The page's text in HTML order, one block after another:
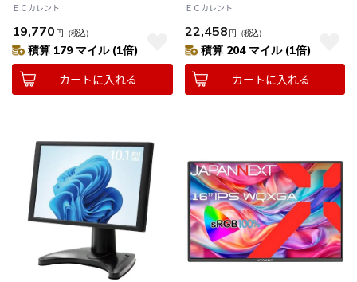
ＥＣカレント
19,770 円 （税込）
積算 179 マイル (1倍)
カートに入れる
ＥＣカレント
22,458 円 （税込）
積算 204 マイル (1倍)
カートに入れる